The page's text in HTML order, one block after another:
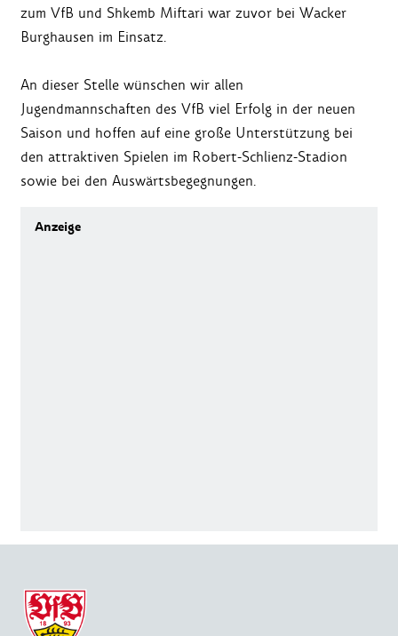
zum VfB und Shkemb Miftari war zuvor bei Wacker
Burghausen im Einsatz.
An dieser Stelle wünschen wir allen
Jugendmannschaften des VfB viel Erfolg in der neuen
Saison und hoffen auf eine große Unterstützung bei
den attraktiven Spielen im Robert-Schlienz-Stadion
sowie bei den Auswärtsbegegnungen.